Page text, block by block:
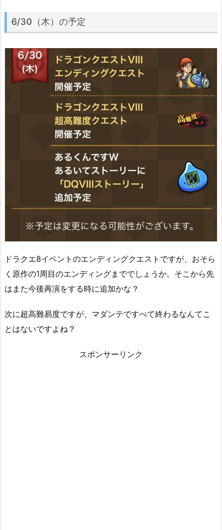
6/30（木）の予定
ドラクエ8イベントのエンディングクエストですが、おそら
く原作の1周目のエンディングまででしょうか。そこから先
はまた今後再演をする時に追加かな？
次に超高難易度ですが、マダンテですべて終わるなんてこ
とはないですよね？
スポンサーリンク